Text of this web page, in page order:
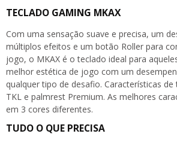
TECLADO GAMING MKAX
Com uma sensação suave e precisa, um
múltiplos efeitos e um botão Roller para
jogo, o MKAX é o teclado ideal para
melhor estética de jogo com um
qualquer tipo de desafio. Características
TKL e palmrest Premium. As melhores
em 3 cores diferentes.
TUDO O QUE PRECISA